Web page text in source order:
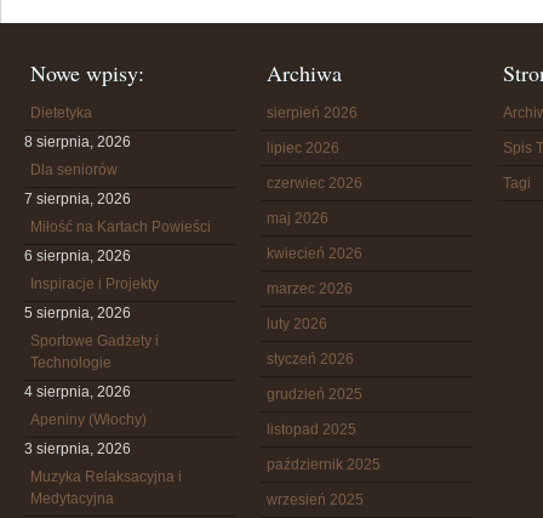
Nowe wpisy:
Dietetyka
8 sierpnia, 2026
Dla seniorów
7 sierpnia, 2026
Miłość na Kartach Powieści
6 sierpnia, 2026
Inspiracje i Projekty
5 sierpnia, 2026
Sportowe Gadżety i
Technologie
4 sierpnia, 2026
Apeniny (Włochy)
3 sierpnia, 2026
Muzyka Relaksacyjna i
Medytacyjna
Archiwa
sierpień 2026
lipiec 2026
czerwiec 2026
maj 2026
kwiecień 2026
marzec 2026
luty 2026
styczeń 2026
grudzień 2025
listopad 2025
październik 2025
wrzesień 2025
Spis
Tagi